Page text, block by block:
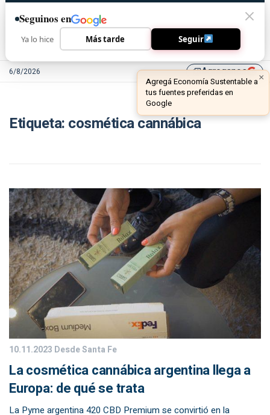
6/8/2026 library_addAgreganos ×
Agregá Economía Sustentable a
tus fuentes preferidas en
Google
Etiqueta: cosmética cannábica
10.11.2023 Desde Santa Fe
La cosmética cannábica argentina llega a
Europa: de qué se trata
La Pyme argentina 420 CBD Premium se convirtió en la
Seguinos en
Ya lo hice Más tarde Seguir